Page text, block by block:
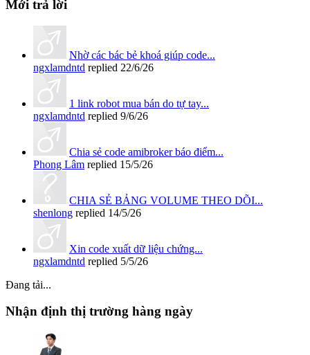
Mới trả lời
Nhờ các bác bẻ khoá giúp code...
ngxlamdntd replied 22/6/26
1 link robot mua bán do tự tay...
ngxlamdntd replied 9/6/26
Chia sẻ code amibroker báo điểm...
Phong Lâm replied 15/5/26
CHIA SẺ BẢNG VOLUME THEO DÕI...
shenlong replied 14/5/26
Xin code xuất dữ liệu chứng...
ngxlamdntd replied 5/5/26
Đang tải...
Nhận định thị trường hàng ngày